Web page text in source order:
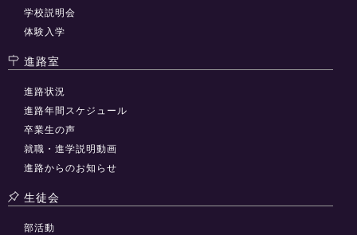
学校説明会
体験入学
進路室
進路状況
進路年間スケジュール
卒業生の声
就職・進学説明動画
進路からのお知らせ
生徒会
部活動